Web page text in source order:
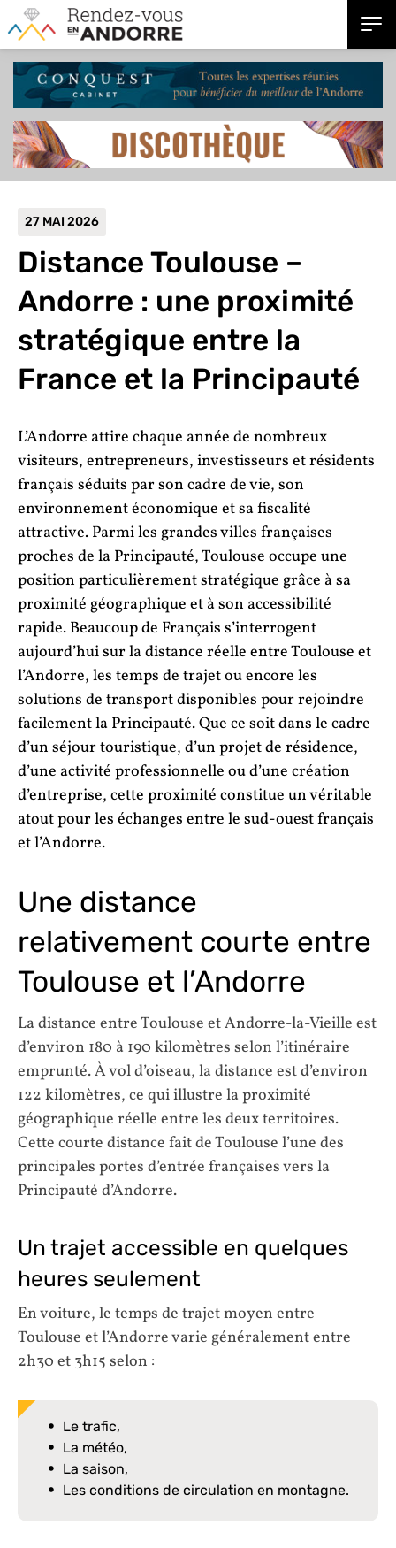
27 MAI 2026
Distance Toulouse –
Andorre : une proximité
stratégique entre la
France et la Principauté
L’Andorre attire chaque année de nombreux
visiteurs, entrepreneurs, investisseurs et résidents
français séduits par son cadre de vie, son
environnement économique et sa fiscalité
attractive. Parmi les grandes villes françaises
proches de la Principauté, Toulouse occupe une
position particulièrement stratégique grâce à sa
proximité géographique et à son accessibilité
rapide. Beaucoup de Français s’interrogent
aujourd’hui sur la distance réelle entre Toulouse et
l’Andorre, les temps de trajet ou encore les
solutions de transport disponibles pour rejoindre
facilement la Principauté. Que ce soit dans le cadre
d’un séjour touristique, d’un projet de résidence,
d’une activité professionnelle ou d’une création
d’entreprise, cette proximité constitue un véritable
atout pour les échanges entre le sud-ouest français
et l’Andorre.
Une distance
relativement courte entre
Toulouse et l’Andorre
La distance entre Toulouse et Andorre-la-Vieille est
d’environ 180 à 190 kilomètres selon l’itinéraire
emprunté. À vol d’oiseau, la distance est d’environ
122 kilomètres, ce qui illustre la proximité
géographique réelle entre les deux territoires.
Cette courte distance fait de Toulouse l’une des
principales portes d’entrée françaises vers la
Principauté d’Andorre.
Un trajet accessible en quelques
heures seulement
En voiture, le temps de trajet moyen entre
Toulouse et l’Andorre varie généralement entre
2h30 et 3h15 selon :
Le trafic,
La météo,
La saison,
Les conditions de circulation en montagne.